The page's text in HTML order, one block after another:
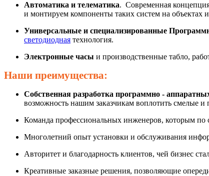
Автоматика и телематика. Современная
и монтируем компоненты таких систем на объектах
Универсальные и специализированные
светодиодная технология.
Электронные часы и производственные табло,
Наши преимущества:
Собственная разработка программно -
возможность нашим заказчикам воплотить смелые
Команда профессиональных инженеров, которым
Многолетний опыт установки и обслуживания
Авторитет и благодарность клиентов, чей бизнес
Креативные заказные решения, позволяющие